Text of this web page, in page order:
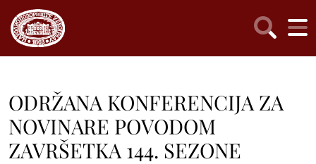
ODRŽANA KONFERENCIJA ZA
NOVINARE POVODOM
ZAVRŠETKA 144. SEZONE